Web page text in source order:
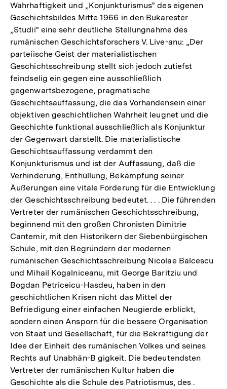
Wahrhaftigkeit und „Konjunkturismus" des eigenen
Geschichtsbildes Mitte 1966 in den Bukarester
„Studii" eine sehr deutliche Stellungnahme des
rumänischen Geschichtsforschers V. Live-anu: „Der
parteiische Geist der materialistischen
Geschichtsschreibung stellt sich jedoch zutiefst
feindselig ein gegen eine ausschließlich
gegenwartsbezogene, pragmatische
Geschichtsauffassung, die das Vorhandensein einer
objektiven geschichtlichen Wahrheit leugnet und die
Geschichte funktional ausschließlich als Konjunktur
der Gegenwart darstellt. Die materialistische
Geschichtsauffassung verdammt den
Konjunkturismus und ist der Auffassung, daß die
Verhinderung, Enthüllung, Bekämpfung seiner
Äußerungen eine vitale Forderung für die Entwicklung
der Geschichtsschreibung bedeutet. . . . Die führenden
Vertreter der rumänischen Geschichtsschreibung,
beginnend mit den großen Chronisten Dimitrie
Cantemir, mit den Historikern der Siebenbürgischen
Schule, mit den Begründern der modernen
rumänischen Geschichtsschreibung Nicolae Balcescu
und Mihail Kogalniceanu, mit George Baritziu und
Bogdan Petriceicu-Hasdeu, haben in den
geschichtlichen Krisen nicht das Mittel der
Befriedigung einer einfachen Neugierde erblickt,
sondern einen Ansporn für die bessere Organisation
von Staat und Gesellschaft, für die Bekräftigung der
Idee der Einheit des rumänischen Volkes und seines
Rechts auf Unabhän-B gigkeit. Die bedeutendsten
Vertreter der rumänischen Kultur haben die
Geschichte als die Schule des Patriotismus, des .